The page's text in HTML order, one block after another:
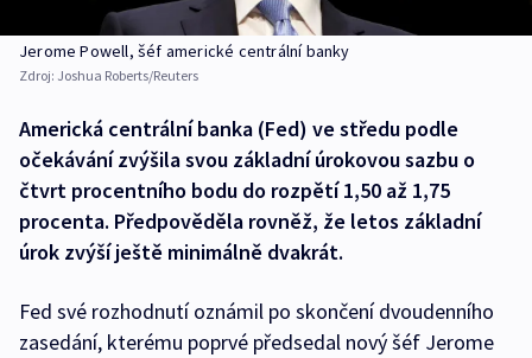
Jerome Powell, šéf americké centrální banky
Zdroj: Joshua Roberts/Reuters
Americká centrální banka (Fed) ve středu podle
očekávání zvýšila svou základní úrokovou sazbu o
čtvrt procentního bodu do rozpětí 1,50 až 1,75
procenta. Předpověděla rovněž, že letos základní
úrok zvýší ještě minimálně dvakrát.
Fed své rozhodnutí oznámil po skončení dvoudenního
zasedání, kterému poprvé předsedal nový šéf Jerome